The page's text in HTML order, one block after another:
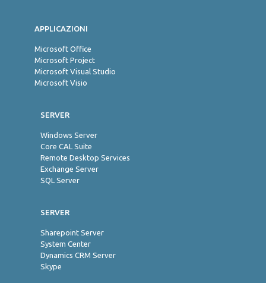
APPLICAZIONI
Microsoft Office
Microsoft Project
Microsoft Visual Studio
Microsoft Visio
SERVER
Windows Server
Core CAL Suite
Remote Desktop Services
Exchange Server
SQL Server
SERVER
Sharepoint Server
System Center
Dynamics CRM Server
Skype